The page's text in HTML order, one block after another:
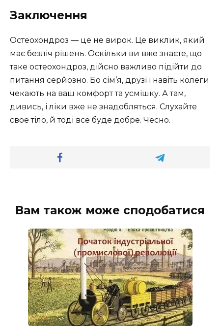
Заключення
Остеохондроз — це не вирок. Це виклик, який
має безліч рішень. Оскільки ви вже знаєте, що
таке остеохондроз, дійсно важливо підійти до
питання серйозно. Бо сім’я, друзі і навіть колеги
чекають на ваш комфорт та усмішку. А там,
дивись, і ліки вже не знадобляться. Слухайте
своё тіло, й тоді все буде добре. Чесно.
Вам також може сподобатися